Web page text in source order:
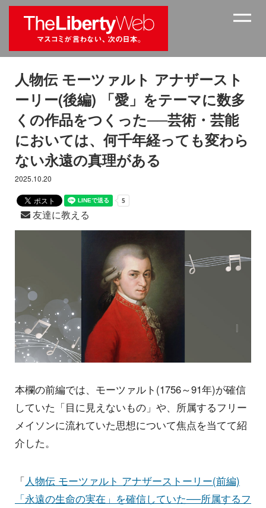
人物伝 モーツァルト アナザースト
ーリー(後編) 「愛」をテーマに数多
くの作品をつくった──芸術・芸能
においては、何千年経っても変わら
ない永遠の真理がある
2025.10.20
友達に教える
本欄の前編では、モーツァルト(1756～91年)が確信
していた「目に見えないもの」や、所属するフリー
メイソンに流れていた思想について焦点を当てて紹
介した。
「 人物伝 モーツァルト アナザーストーリー(前編)
「永遠の生命の実在」を確信していた──所属するフ